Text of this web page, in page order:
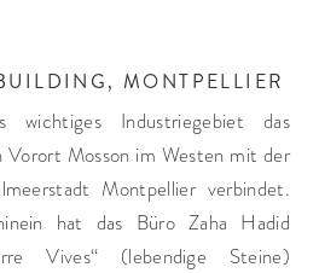
MONTPELLIER
Industriegebiet das
Vorort Mosson im Westen mit der
Montpellier verbindet.
hat das Büro Zaha Hadid
Vives“ (lebendige Steine)